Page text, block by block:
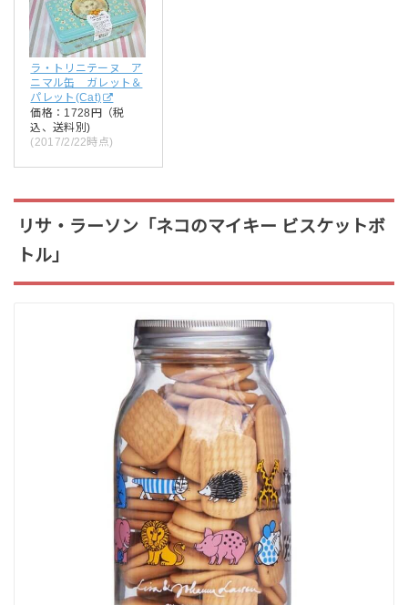
ラ・トリニテーヌ ア
ニマル缶 ガレット＆
パレット(Cat)
価格：1728円（税
込、送料別)
(2017/2/22時点)
リサ・ラーソン「ネコのマイキー ビスケットボ
トル」